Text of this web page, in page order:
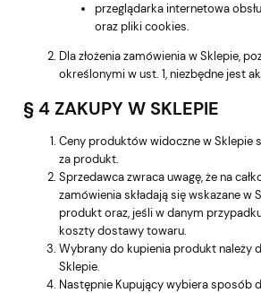
przeglądarka internetowa
oraz pliki cookies.
Dla złożenia zamówienia w Sklepie,
określonymi w ust. 1, niezbędne jest
§ 4 ZAKUPY W SKLEPIE
Ceny produktów widoczne w Sklepie
za produkt.
Sprzedawca zwraca uwagę, że na
zamówienia składają się wskazane w
produkt oraz, jeśli w danym
koszty dostawy towaru.
Wybrany do kupienia produkt należy
Sklepie.
Następnie Kupujący wybiera sposób